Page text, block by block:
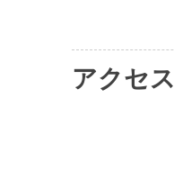
アクセス